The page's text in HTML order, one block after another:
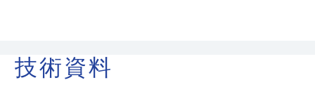
技術資料